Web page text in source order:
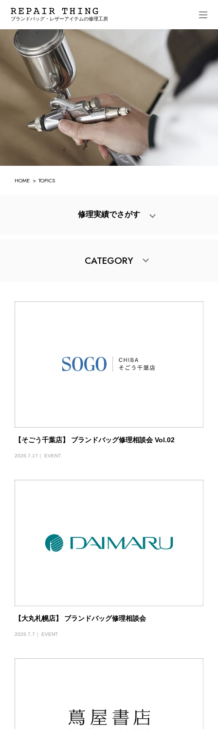
ブランドバッグ・レザーアイテムの修理工房
HOME TOPICS
修理実績でさがす
CATEGORY
【そごう千葉店】 ブランドバッグ修理相談会 Vol.02
2026.7.17｜ EVENT
【大丸札幌店】 ブランドバッグ修理相談会
2026.7.7｜ EVENT